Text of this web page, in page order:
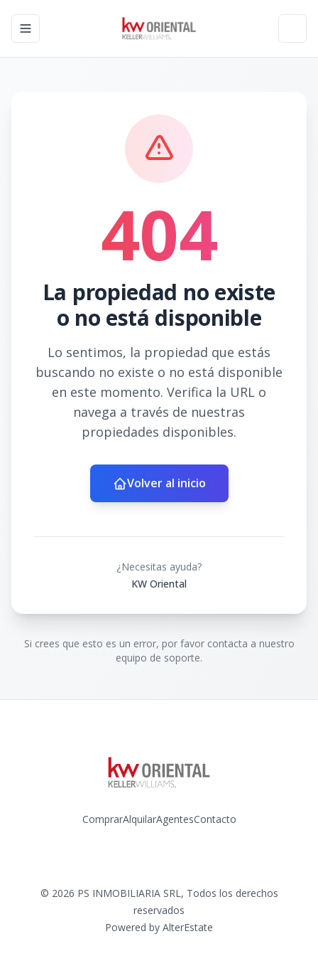
Toggle navigation menu
404
La propiedad no existe
o no está disponible
Lo sentimos, la propiedad que estás
buscando no existe o no está disponible
en este momento. Verifica la URL o
navega a través de nuestras
propiedades disponibles.
Volver al inicio
¿Necesitas ayuda?
KW Oriental
Si crees que esto es un error, por favor contacta a nuestro
equipo de soporte.
ComprarAlquilarAgentesContacto
© 2026 PS INMOBILIARIA SRL, Todos los derechos
reservados
Powered by AlterEstate